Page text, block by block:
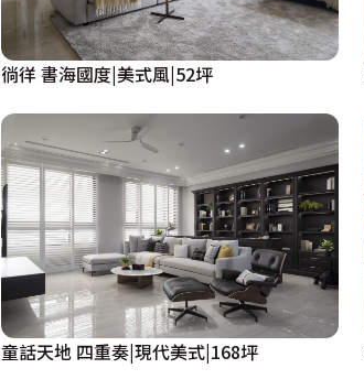
徜徉 書海國度|美式風|52坪
童話天地 四重奏|現代美式|168坪